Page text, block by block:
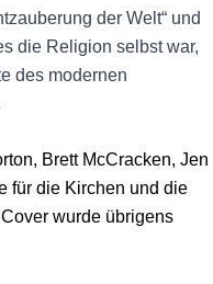
der Welt“ und
die Religion selbst war,
des modernen
Brett McCracken, Jen
für die Kirchen und die
wurde übrigens